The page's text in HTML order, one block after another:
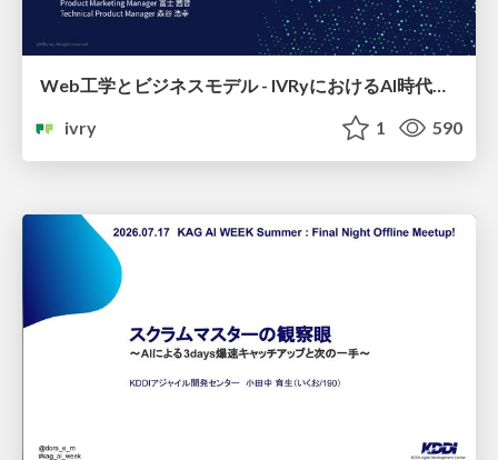
Web工学とビジネスモデル - IVRyにおけるAI時代の新規事業開発 -
ivry
1 590